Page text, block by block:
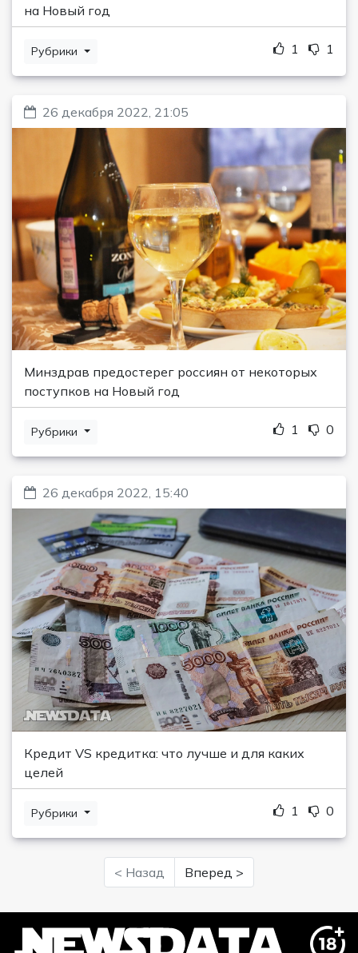
на Новый год
Рубрики 1 1
26 декабря 2022, 21:05
Минздрав предостерег россиян от некоторых
поступков на Новый год
Рубрики 1 0
26 декабря 2022, 15:40
Кредит VS кредитка: что лучше и для каких
целей
Рубрики 1 0
< Назад Вперед >